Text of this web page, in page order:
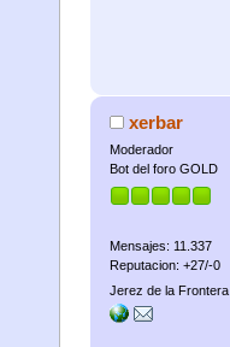
xerbar
Moderador
Bot del foro GOLD
Mensajes: 11.337
Reputacion: +27/-0
Jerez de la Frontera